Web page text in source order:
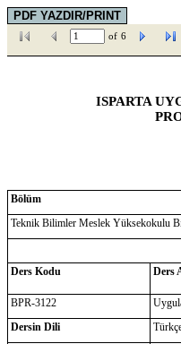
of 6
ISPARTA
Bölüm
Teknik Bilimler Meslek Yüksekokulu
Ders Kodu
Ders
BPR-3122
Dersin Dili